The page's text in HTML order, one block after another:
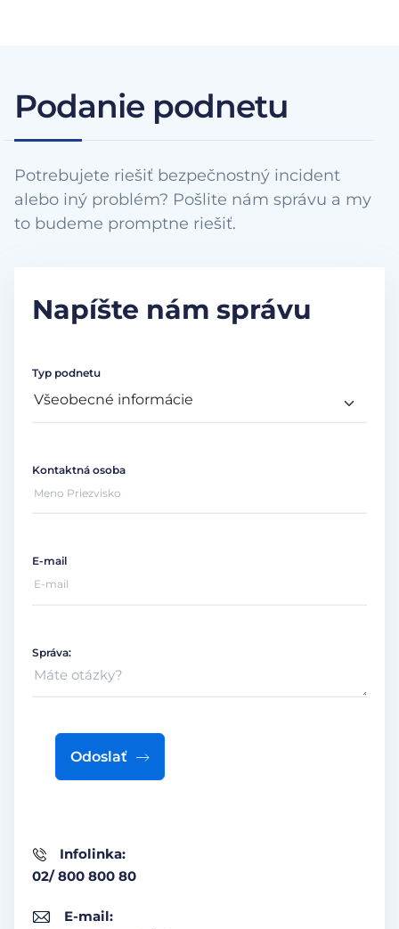
Podanie podnetu
Potrebujete riešiť bezpečnostný incident
alebo iný problém? Pošlite nám správu a my
to budeme promptne riešiť.
Napíšte nám správu
Infolinka:
02/ 800 800 80
E-mail:
Typ podnetu
Kontaktná osoba
E-mail
Správa:
Odoslať